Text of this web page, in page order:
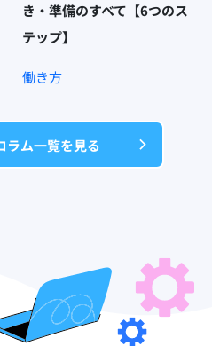
き・準備のすべて【6つのス
テップ】
働き方
ラム一覧を見る